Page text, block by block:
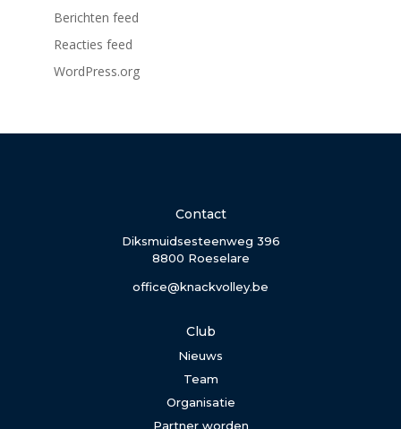
Berichten feed
Reacties feed
WordPress.org
Contact
Diksmuidsesteenweg 396
8800 Roeselare
office@knackvolley.be
Club
Nieuws
Team
Organisatie
Partner worden